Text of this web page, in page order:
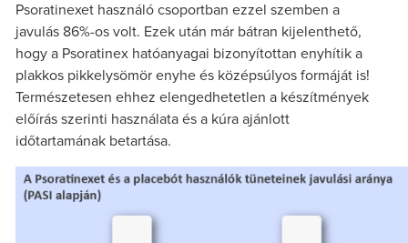
Psoratinexet használó csoportban ezzel szemben a
javulás 86%-os volt. Ezek után már bátran kijelenthető,
hogy a Psoratinex hatóanyagai bizonyítottan enyhítik a
plakkos pikkelysömör enyhe és középsúlyos formáját is!
Természetesen ehhez elengedhetetlen a készítmények
előírás szerinti használata és a kúra ajánlott
időtartamának betartása.